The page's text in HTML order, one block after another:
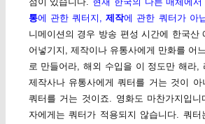
통에 관한 쿼터지,제작에 관한 쿼터가 아
니메이션의 경우 방송 편성 시간에 한국산
어넣기지, 제작이나 유통사에게 만화를 어
로 만들어라, 해외 수입을 이 정도만 해라,
제작사나 유통사에게 쿼터를 거는 것이 아
쿼터를 거는 것이죠. 영화도 마찬가지입니
자에게는 쿼터가 적용되지 않습니다. 쿼